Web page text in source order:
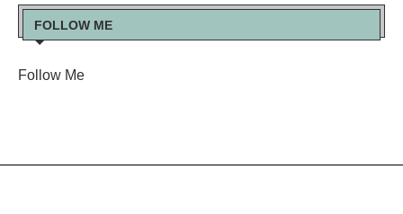
FOLLOW ME
Follow Me